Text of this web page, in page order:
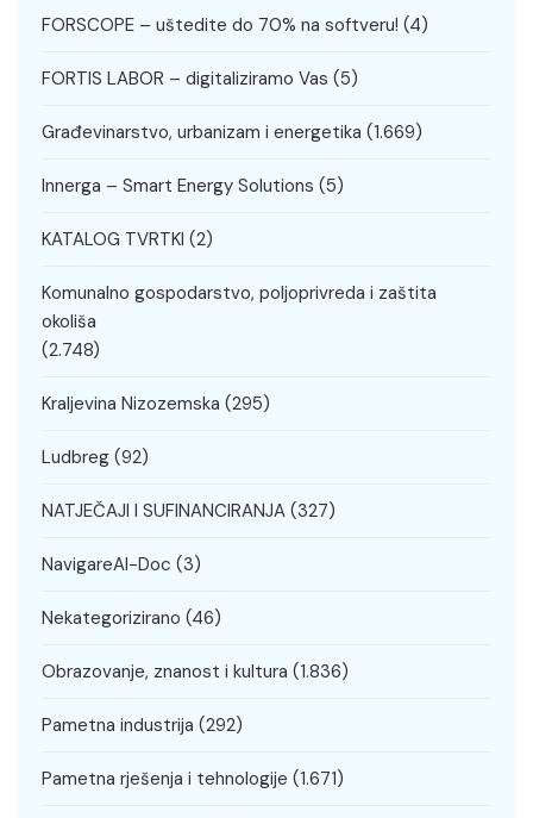
FORSCOPE – uštedite do 70% na softveru! (4)
FORTIS LABOR – digitaliziramo Vas (5)
Građevinarstvo, urbanizam i energetika (1.669)
Innerga – Smart Energy Solutions (5)
KATALOG TVRTKI (2)
Komunalno gospodarstvo, poljoprivreda i zaštita
okoliša
(2.748)
Kraljevina Nizozemska (295)
Ludbreg (92)
NATJEČAJI I SUFINANCIRANJA (327)
NavigareAI-Doc (3)
Nekategorizirano (46)
Obrazovanje, znanost i kultura (1.836)
Pametna industrija (292)
Pametna rješenja i tehnologije (1.671)